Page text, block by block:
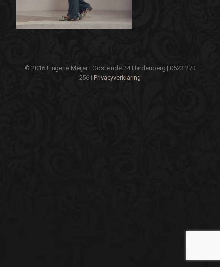
© 2016 Lingerie Meijer | Oosteinde 24 Hardenberg | 0523 270
256 | Privacyverklaring